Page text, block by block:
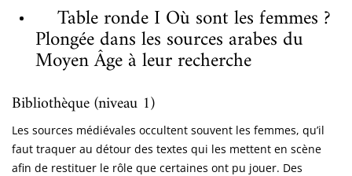
Table ronde I Où sont les femmes ?
Plongée dans les sources arabes du
Moyen Âge à leur recherche
Bibliothèque (niveau 1)
Les sources médiévales occultent souvent les femmes, qu’il
faut traquer au détour des textes qui les mettent en scène
afin de restituer le rôle que certaines ont pu jouer. Des